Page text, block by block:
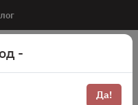
-
Да!